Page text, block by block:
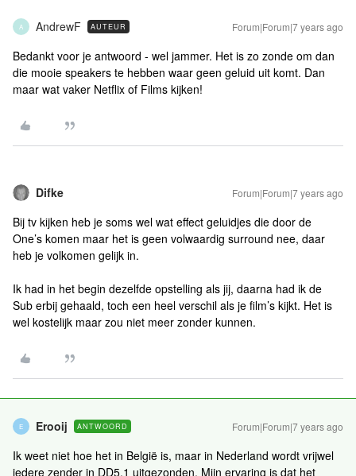
A AndrewF AUTEUR Forum|Forum|7 years ago
Bedankt voor je antwoord - wel jammer. Het is zo zonde om dan
die mooie speakers te hebben waar geen geluid uit komt. Dan
maar wat vaker Netflix of Films kijken!
Difke Forum|Forum|7 years ago
Bij tv kijken heb je soms wel wat effect geluidjes die door de
One’s komen maar het is geen volwaardig surround nee, daar
heb je volkomen gelijk in.
Ik had in het begin dezelfde opstelling als jij, daarna had ik de
Sub erbij gehaald, toch een heel verschil als je film’s kijkt. Het is
wel kostelijk maar zou niet meer zonder kunnen.
E Erooij ANTWOORD Forum|Forum|7 years ago
Ik weet niet hoe het in België is, maar in Nederland wordt vrijwel
iedere zender in DD5.1 uitgezonden. Mijn ervaring is dat het